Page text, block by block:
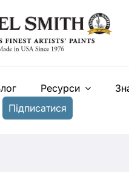
Ресурси
Підписатися